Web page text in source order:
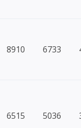
8910 6733
6515 5036